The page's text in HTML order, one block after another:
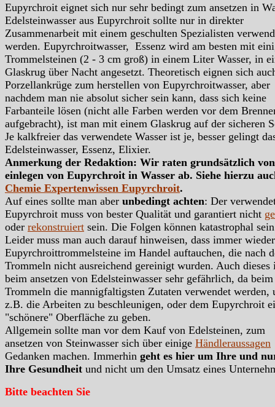
Eupyrchroit eignet sich nur sehr bedingt zum ansetzen in
Edelsteinwasser aus Eupyrchroit sollte nur in direkter
Zusammenarbeit mit einem geschulten Spezialisten
werden. Eupyrchroitwasser, Essenz wird am besten mit
Trommelsteinen (2 - 3 cm groß) in einem Liter Wasser, in
Glaskrug über Nacht angesetzt. Theoretisch eignen sich
Porzellankrüge zum herstellen von Eupyrchroitwasser, aber
nachdem man nie absolut sicher sein kann, dass sich keine
Farbanteile lösen (nicht alle Farben werden vor dem
aufgebracht), ist man mit einem Glaskrug auf der sicheren
Je kalkfreier das verwendete Wasser ist je, besser gelingt
Edelsteinwasser, Essenz, Elixier.
Anmerkung der Redaktion: Wir raten grundsätzlich
einlegen von Eupyrchroit in Wasser ab. Siehe hierzu
Chemie Expertenwissen Eupyrchroit.
Auf eines sollte man aber unbedingt achten: Der
Eupyrchroit muss von bester Qualität und garantiert nicht
oder rekonstruiert sein. Die Folgen können katastrophal
Leider muss man auch darauf hinweisen, dass immer wieder
Eupyrchroittrommelsteine im Handel auftauchen, die nach
Trommeln nicht ausreichend gereinigt wurden. Auch dieses
beim ansetzen von Edelsteinwasser sehr gefährlich, da beim
Trommeln die mannigfaltigsten Zutaten verwendet werden,
z.B. die Arbeiten zu beschleunigen, oder dem Eupyrchroit
"schönere" Oberfläche zu geben.
Allgemein sollte man vor dem Kauf von Edelsteinen, zum
ansetzen von Steinwasser sich über einige Händleraussagen
Gedanken machen. Immerhin geht es hier um Ihre und
Ihre Gesundheit und nicht um den Umsatz eines
Bitte beachten Sie